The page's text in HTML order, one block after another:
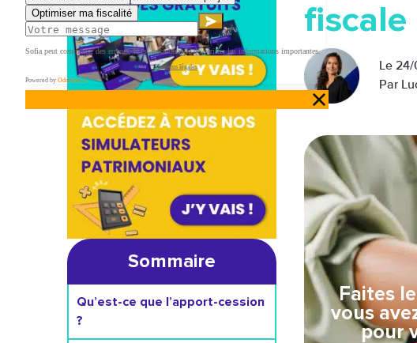
Sommaire
Qu’est-ce que l’apport-cession
?
fiscale
Le 24/
Par
Faites
vous
pour